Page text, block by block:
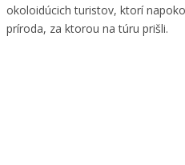
okoloidúcich turistov, ktorí
príroda, za ktorou na túru prišli.